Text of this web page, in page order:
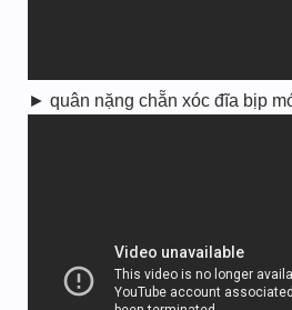
► quân nặng chẵn xóc đĩa bịp